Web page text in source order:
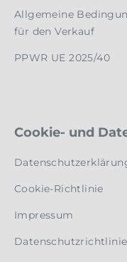
Allgemeine
für den Verkauf
PPWR UE 2025/40
Cookie- und
Cookie-Richtlinie
Impressum